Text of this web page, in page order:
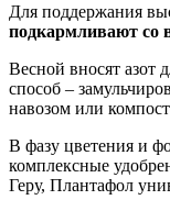
Для поддержания
подкармливают со
Весной вносят азот
способ –
навозом или
В фазу цветения и
комплексные
Геру, Плантафол